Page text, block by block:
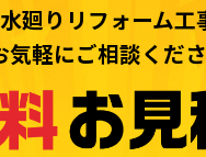
廻りリフォーム工
気軽にご相談くだ